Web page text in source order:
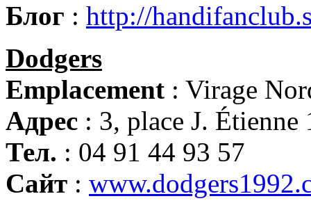
Блог : http://
Dodgers
Emplacement : Virage
Адрес : 3, place J.
Тел. : 04 91 44 93 57
Сайт :